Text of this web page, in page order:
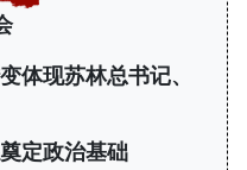
体现苏林总书记、
定政治基础